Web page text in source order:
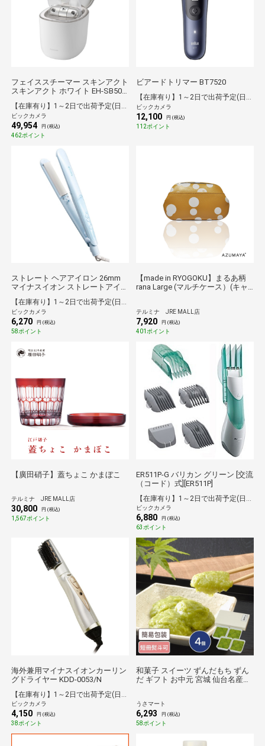
フェイススチーマー スキンアクト
スキンアクト ホワイト EH-SB50-
【在庫有り】1～2日で出荷予定(日付指定可)
ビックカメラ
49,954 円 (税込)
462ポイント
ビアードトリマー BT7520
【在庫有り】1～2日で出荷予定(日付指定可)
ビックカメラ
12,100 円 (税込)
112ポイント
ストレート ヘアアイロン 26mm
マイナスイオン ストレートアイロ
ン 80~200℃(25段階調節) 立ち上
がり約25秒 自動熱制御 温度メモ
リー 温度ロック 自動電源OFF 海
外対応 elims パールブルー ブルー
TS550B-A
【在庫有り】1～2日で出荷予定(日付指定可)
ビックカメラ
6,270 円 (税込)
58ポイント
【made in RYOGOKU】まるあ柄
rana Large (マルチケース）(キャ
テルミナ JRE MALL店
7,920 円 (税込)
401ポイント
【廣田硝子】蓋ちょこ かまぼこ
テルミナ JRE MALL店
30,800 円 (税込)
1,567ポイント
ER511P-G バリカン グリーン [交流
（コード）式][ER511P]
ビックカメラ
6,880 円 (税込)
63ポイント
海外兼用マイナスイオンカーリン
グドライヤー KDD-0053/N
【在庫有り】1～2日で出荷予定(日付指定可)
ビックカメラ
4,150 円 (税込)
38ポイント
和菓子 スイーツ ずんだもち ずん
だ ギフト お中元 宮城 仙台名産ず
うさマート
6,293 円 (税込)
58ポイント